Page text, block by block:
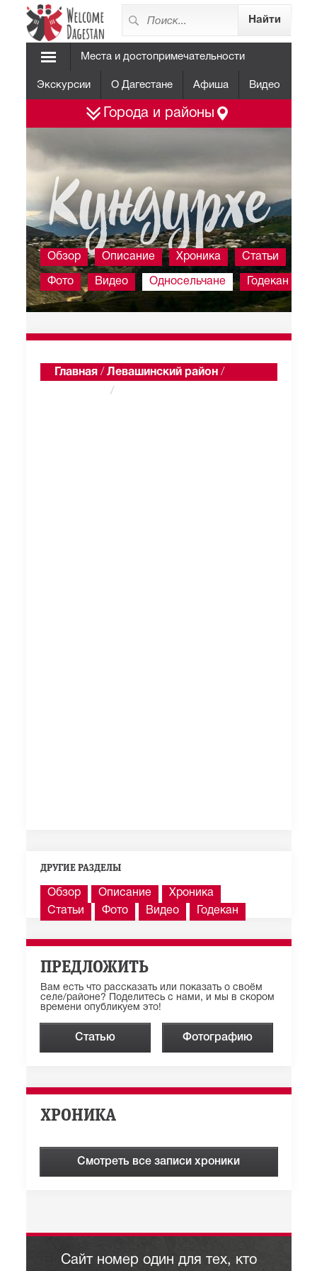
Места и достопримечательности
Экскурсии О Дагестане Афиша Видео
Города и районы
Кундурхе
Обзор Описание Хроника Статьи
Фото Видео Односельчане Годекан
Главная / Левашинский район /
/
ДРУГИЕ РАЗДЕЛЫ
Обзор Описание
Хроника
Статьи
Фото Видео Годекан
ПРЕДЛОЖИТЬ
Вам есть что рассказать или показать о своём
селе/районе? Поделитесь с нами, и мы в скором
времени опубликуем это!
Статью Фотографию
ХРОНИКА
Смотреть все записи хроники
Сайт номер один для тех, кто